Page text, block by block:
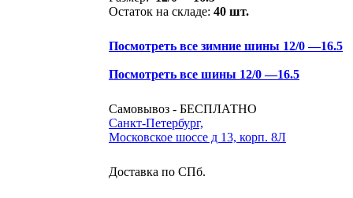
Остаток на складе: 40 шт.
Посмотреть все зимние шины 12/0 —16.5
Посмотреть все шины 12/0 —16.5
Самовывоз - БЕСПЛАТНО
Санкт-Петербург,
Московское шоссе д 13, корп. 8Л
Доставка по СПб.